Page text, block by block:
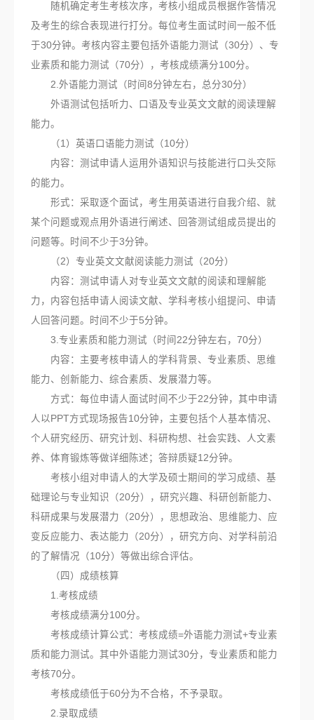
随机确定考生考核次序，考核小组成员根据作答情况
及考生的综合表现进行打分。每位考生面试时间一般不低
于30分钟。考核内容主要包括外语能力测试（30分）、专
业素质和能力测试（70分），考核成绩满分100分。
2.外语能力测试（时间8分钟左右，总分30分）
外语测试包括听力、口语及专业英文文献的阅读理解
能力。
（1）英语口语能力测试（10分）
内容：测试申请人运用外语知识与技能进行口头交际
的能力。
形式：采取逐个面试，考生用英语进行自我介绍、就
某个问题或观点用外语进行阐述、回答测试组成员提出的
问题等。时间不少于3分钟。
（2）专业英文文献阅读能力测试（20分）
内容：测试申请人对专业英文文献的阅读和理解能
力，内容包括申请人阅读文献、学科考核小组提问、申请
人回答问题。时间不少于5分钟。
3.专业素质和能力测试（时间22分钟左右，70分）
内容：主要考核申请人的学科背景、专业素质、思维
能力、创新能力、综合素质、发展潜力等。
方式：每位申请人面试时间不少于22分钟，其中申请
人以PPT方式现场报告10分钟，主要包括个人基本情况、
个人研究经历、研究计划、科研构想、社会实践、人文素
养、体育锻炼等做详细陈述；答辩质疑12分钟。
考核小组对申请人的大学及硕士期间的学习成绩、基
础理论与专业知识（20分），研究兴趣、科研创新能力、
科研成果与发展潜力（20分），思想政治、思维能力、应
变反应能力、表达能力（20分），研究方向、对学科前沿
的了解情况（10分）等做出综合评估。
（四）成绩核算
1.考核成绩
考核成绩满分100分。
考核成绩计算公式：考核成绩=外语能力测试+专业素
质和能力测试。其中外语能力测试30分，专业素质和能力
考核70分。
考核成绩低于60分为不合格，不予录取。
2.录取成绩